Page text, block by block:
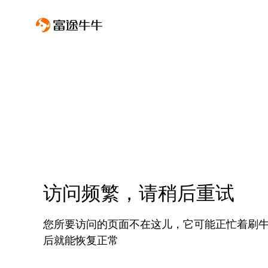
访问频繁，请稍后重试
您所要访问的页面不在这儿，它可能正忙着刷
后就能恢复正常